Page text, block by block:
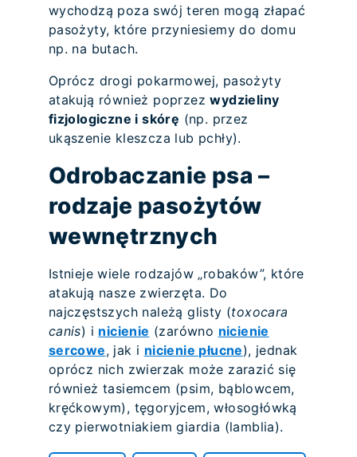
wychodzą poza swój teren mogą złapać
pasożyty, które przyniesiemy do domu
np. na butach.
Oprócz drogi pokarmowej, pasożyty
atakują również poprzezwydzieliny
fizjologiczne i skórę (np. przez
ukąszenie kleszcza lub pchły).
Odrobaczanie psa –
rodzaje pasożytów
wewnętrznych
Istnieje wiele rodzajów „robaków”, które
atakują nasze zwierzęta. Do
najczęstszych należą glisty (toxocara
canis) i nicienie (zarówno nicienie
sercowe, jak i nicienie płucne), jednak
oprócz nich zwierzak może zarazić się
również tasiemcem (psim, bąblowcem,
kręćkowym), tęgoryjcem, włosogłówką
czy pierwotniakiem giardia (lamblia).